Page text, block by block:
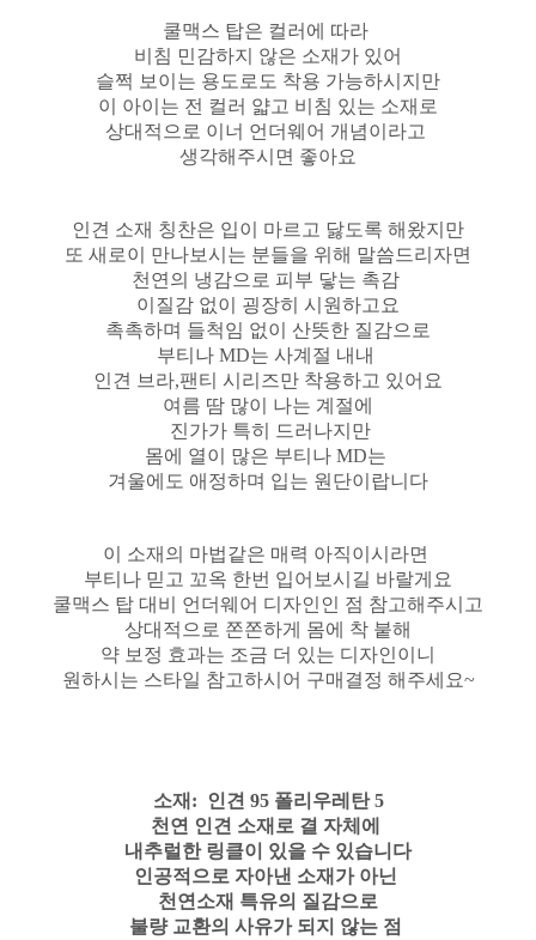
쿨맥스 탑은 컬러에 따라
비침 민감하지 않은 소재가 있어
슬쩍 보이는 용도로도 착용 가능하시지만
이 아이는 전 컬러 얇고 비침 있는 소재로
상대적으로 이너 언더웨어 개념이라고
생각해주시면 좋아요
인견 소재 칭찬은 입이 마르고 닳도록 해왔지만
또 새로이 만나보시는 분들을 위해 말씀드리자면
천연의 냉감으로 피부 닿는 촉감
이질감 없이 굉장히 시원하고요
촉촉하며 들척임 없이 산뜻한 질감으로
부티나 MD는 사계절 내내
인견 브라,팬티 시리즈만 착용하고 있어요
여름 땀 많이 나는 계절에
진가가 특히 드러나지만
몸에 열이 많은 부티나 MD는
겨울에도 애정하며 입는 원단이랍니다
이 소재의 마법같은 매력 아직이시라면
부티나 믿고 꼬옥 한번 입어보시길 바랄게요
쿨맥스 탑 대비 언더웨어 디자인인 점 참고해주시고
상대적으로 쫀쫀하게 몸에 착 붙해
약 보정 효과는 조금 더 있는 디자인이니
원하시는 스타일 참고하시어 구매결정 해주세요~
소재: 인견 95 폴리우레탄 5
천연 인견 소재로 결 자체에
내추럴한 링클이 있을 수 있습니다
인공적으로 자아낸 소재가 아닌
천연소재 특유의 질감으로
불량 교환의 사유가 되지 않는 점